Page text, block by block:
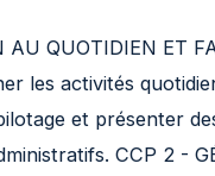
QUOTIDIEN ET
les activités
et présenter
CCP 2 -